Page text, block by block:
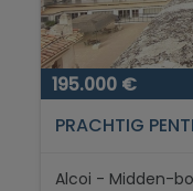
195.000 €
PRACHTIG